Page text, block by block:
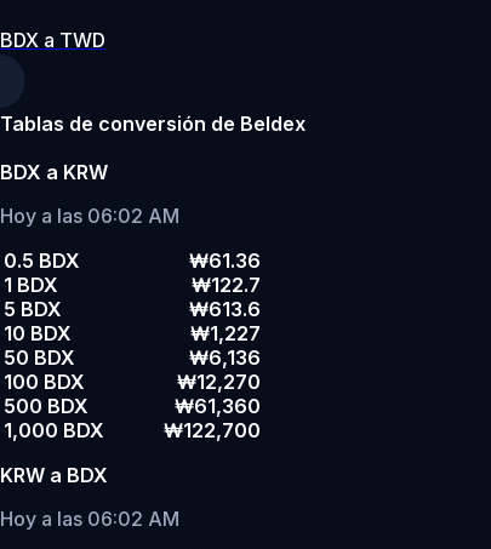
BDX a TWD
Tablas de conversión de Beldex
BDX a KRW
Hoy a las 06:02 AM
0.5 BDX
₩61.36
1 BDX
₩122.7
5 BDX
₩613.6
10 BDX
₩1,227
50 BDX
₩6,136
100 BDX
₩12,270
500 BDX
₩61,360
1,000 BDX
₩122,700
KRW a BDX
Hoy a las 06:02 AM